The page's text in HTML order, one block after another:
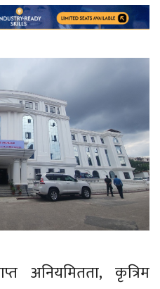
अनियमितता, कृत्रिम